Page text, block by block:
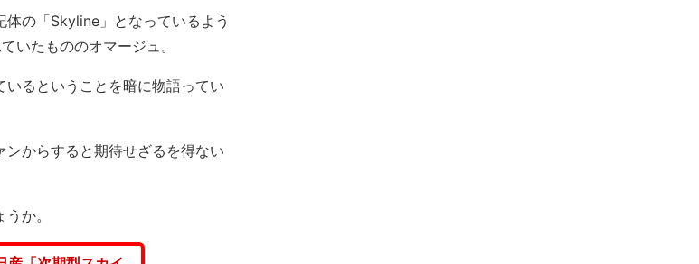
の「Skyline」となっているよう
いたもののオマージュ。
るということを暗に物語ってい
からすると期待せざるを得ない
か。